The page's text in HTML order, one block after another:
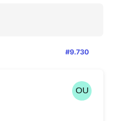
#9.730